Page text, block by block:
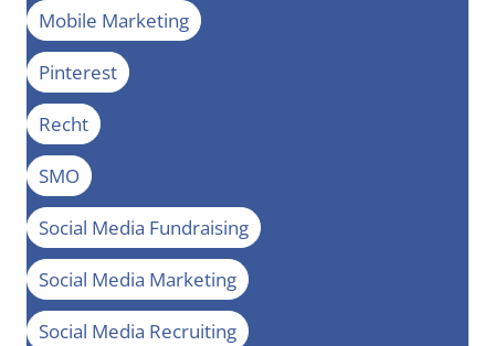
Mobile Marketing
Pinterest
Recht
SMO
Social Media Fundraising
Social Media Marketing
Social Media Recruiting